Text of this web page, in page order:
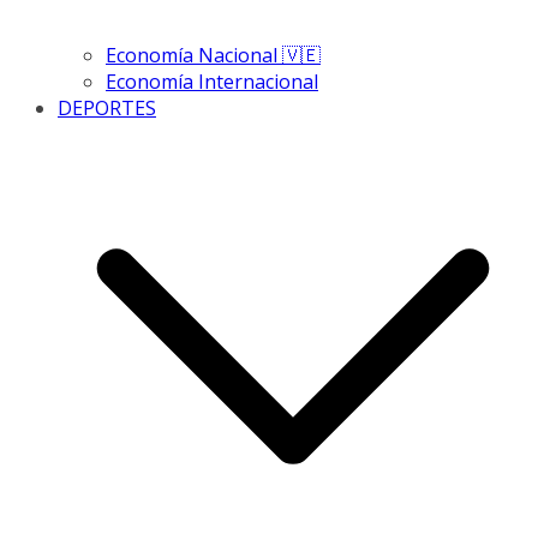
Economía Nacional 🇻🇪
Economía Internacional
DEPORTES